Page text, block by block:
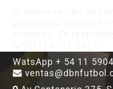
WatsApp + 54 11